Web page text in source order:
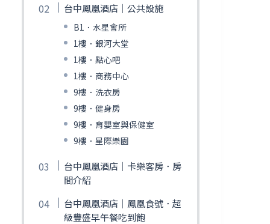
台中鳳凰酒店｜公共設施
B1．水星會所
1樓．銀河大堂
1樓．點心吧
1樓．商務中心
9樓．洗衣房
9樓．健身房
9樓．育嬰室與保健室
9樓．星際樂園
台中鳳凰酒店｜卡樂客房．房
間介紹
台中鳳凰酒店｜鳳凰食號．超
級豐盛早午餐吃到飽